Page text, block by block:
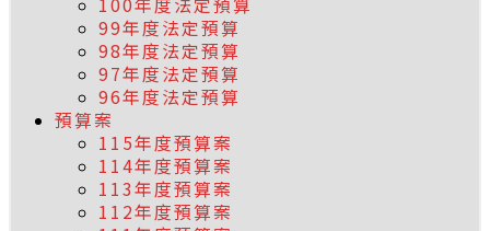
99年度法定預算
98年度法定預算
97年度法定預算
96年度法定預算
預算案
115年度預算案
114年度預算案
113年度預算案
112年度預算案